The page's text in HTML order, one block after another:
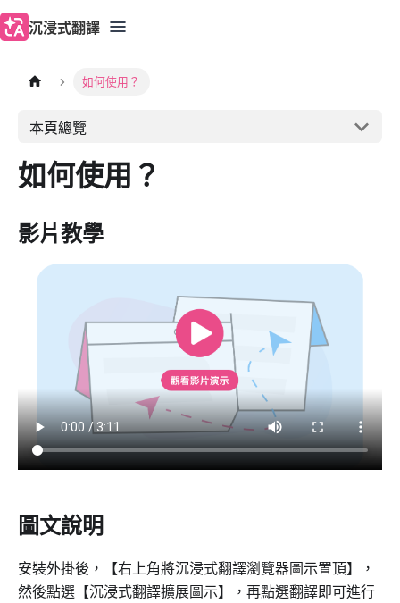
沉浸式翻譯
如何使用？
本頁總覽
如何使用？
影片教學
圖文說明
安裝外掛後，【右上角將沉浸式翻譯瀏覽器圖示置頂】，
然後點選【沉浸式翻譯擴展圖示】，再點選翻譯即可進行